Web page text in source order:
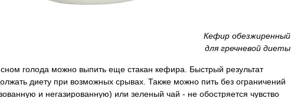
Кефир обезжиренный
для гречневой диеты
голода можно выпить еще стакан кефира. Быстрый результат
диету при возможных срывах. Также можно пить без ограничений
и негазированную) или зеленый чай - не обостряется чувство